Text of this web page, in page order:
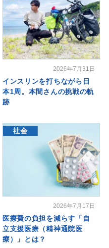
2026年7月31日
インスリンを打ちながら日
本1周。本間さんの挑戦の軌
跡
社会
2026年7月17日
医療費の負担を減らす「自
立支援医療（精神通院医
療）」とは？